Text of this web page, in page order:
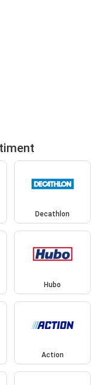
Decathlon
Hubo
Action